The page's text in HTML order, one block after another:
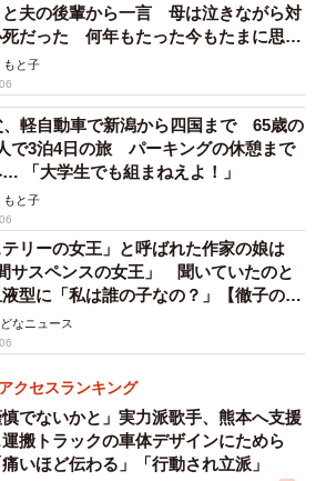
と夫の後輩から一言 母は泣きながら対
死だった 何年もたった今もたまに思い
もと子
、軽自動車で新潟から四国まで 65歳の
で3泊4日の旅 パーキングの休憩まで
「大学生でも組まねえよ！」
もと子
テリーの女王」と呼ばれた作家の娘は
間サスペンスの女王」 聞いていたのと
型に「私は誰の子なの？」【徹子の部
なニュース
アクセスランキング
慎でないかと」実力派歌手、熊本へ支援
搬トラックの車体デザインにためら
いほど伝わる」「行動され立派」